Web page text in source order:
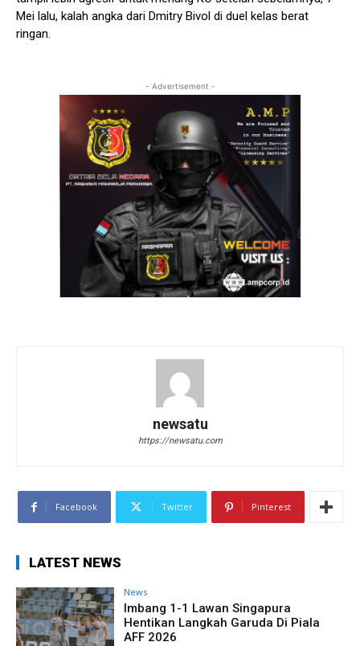
Mei lalu, kalah angka dari Dmitry Bivol di duel kelas berat
ringan.
- Advertisement -
newsatu
https://newsatu.com
Facebook Twitter Pinterest
LATEST NEWS
News
Imbang 1-1 Lawan Singapura
Hentikan Langkah Garuda Di Piala
AFF 2026